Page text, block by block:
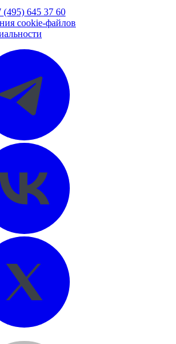
(495) 645 37 60
cookie-файлов